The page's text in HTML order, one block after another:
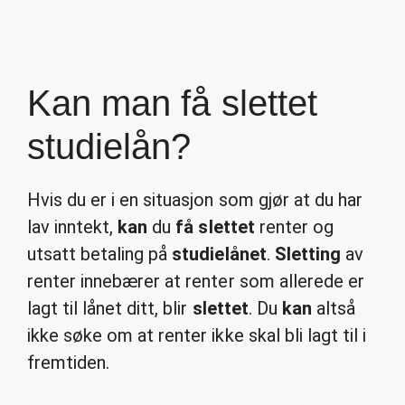
Kan man få slettet
studielån?
Hvis du er i en situasjon som gjør at du har
lav inntekt, kan du få slettet renter og
utsatt betaling på studielånet. Sletting av
renter innebærer at renter som allerede er
lagt til lånet ditt, blir slettet. Du kan altså
ikke søke om at renter ikke skal bli lagt til i
fremtiden.